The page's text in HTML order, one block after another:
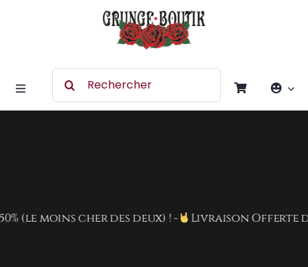
Toggle
Navigation
Vêtement
Search
moins cher des deux) ! - Livraison Offerte dès